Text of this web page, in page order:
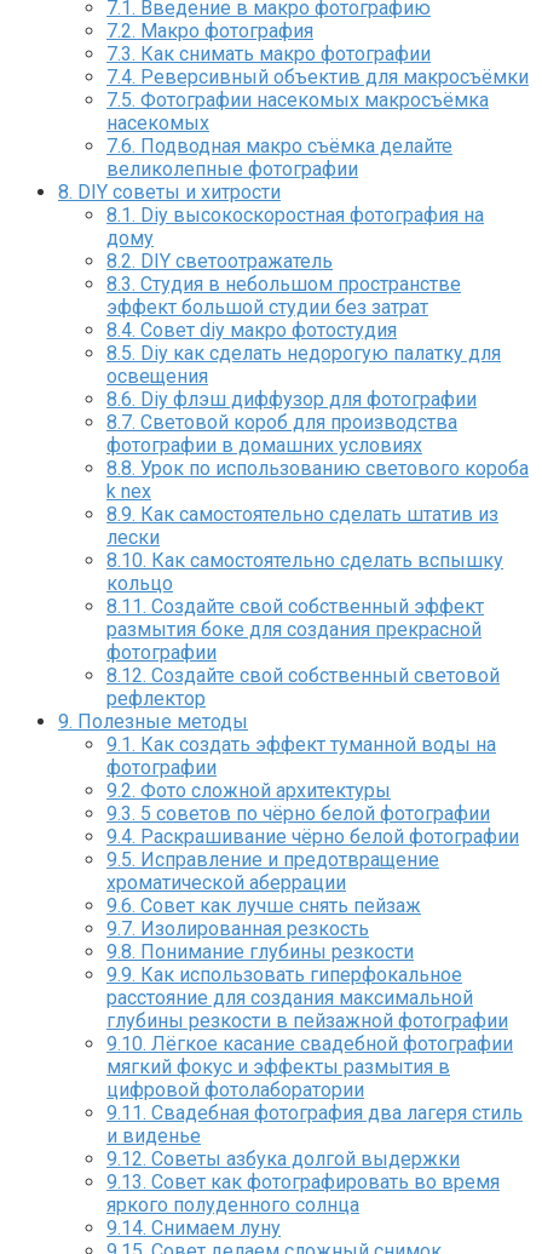
7.1. Введение в макро фотографию
7.2. Макро фотография
7.3. Как снимать макро фотографии
7.4. Реверсивный объектив для макросъёмки
7.5. Фотографии насекомых макросъёмка
насекомых
7.6. Подводная макро съёмка делайте
великолепные фотографии
8. DIY советы и хитрости
8.1. Diy высокоскоростная фотография на
дому
8.2. DIY cветоотражатель
8.3. Студия в небольшом пространстве
эффект большой студии без затрат
8.4. Совет diy макро фотостудия
8.5. Diy как сделать недорогую палатку для
освещения
8.6. Diy флэш диффузор для фотографии
8.7. Световой короб для производства
фотографии в домашних условиях
8.8. Урок по использованию светового короба
k nex
8.9. Как самостоятельно сделать штатив из
лески
8.10. Как самостоятельно сделать вспышку
кольцо
8.11. Создайте свой собственный эффект
размытия боке для создания прекрасной
фотографии
8.12. Создайте свой собственный световой
рефлектор
9. Полезные методы
9.1. Как создать эффект туманной воды на
фотографии
9.2. Фото сложной архитектуры
9.3. 5 советов по чёрно белой фотографии
9.4. Раскрашивание чёрно белой фотографии
9.5. Исправление и предотвращение
хроматической аберрации
9.6. Совет как лучше снять пейзаж
9.7. Изолированная резкость
9.8. Понимание глубины резкости
9.9. Как использовать гиперфокальное
расстояние для создания максимальной
глубины резкости в пейзажной фотографии
9.10. Лёгкое касание свадебной фотографии
мягкий фокус и эффекты размытия в
цифровой фотолаборатории
9.11. Свадебная фотография два лагеря стиль
и виденье
9.12. Советы азбука долгой выдержки
9.13. Совет как фотографировать во время
яркого полуденного солнца
9.14. Снимаем луну